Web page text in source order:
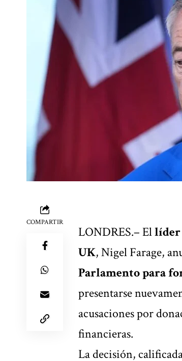
COMPARTIR
LONDRES.– Ellíder
UK, Nigel Farage,
Parlamento para
presentarse
acusaciones por
financieras.
La decisión,